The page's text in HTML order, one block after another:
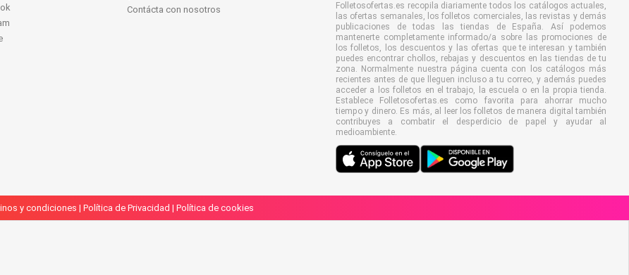
Contácta con nosotros
Folletosofertas.es recopila diariamente todos los catálogos actuales,
las ofertas semanales, los folletos comerciales, las revistas y demás
publicaciones de todas las tiendas de España. Así podemos
mantenerte completamente informado/a sobre las promociones de
los folletos, los descuentos y las ofertas que te interesan y también
puedes encontrar chollos, rebajas y descuentos en las tiendas de tu
zona. Normalmente nuestra página cuenta con los catálogos más
recientes antes de que lleguen incluso a tu correo, y además puedes
acceder a los folletos en el trabajo, la escuela o en la propia tienda.
Establece Folletosofertas.es como favorita para ahorrar mucho
tiempo y dinero. Es más, al leer los folletos de manera digital también
contribuyes a combatir el desperdicio de papel y ayudar al
medioambiente.
y condiciones | Política de Privacidad | Política de cookies